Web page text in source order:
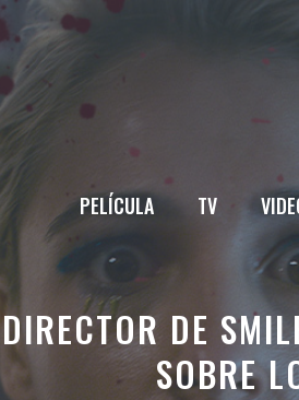
PELÍCULA TV
DE
SOBRE